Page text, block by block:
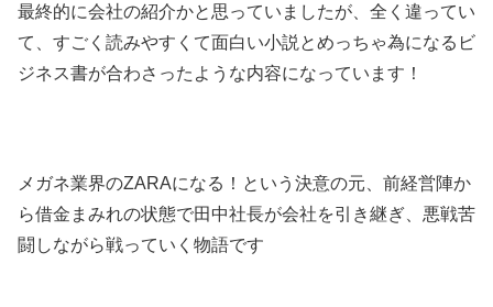
最終的に会社の紹介かと思っていましたが、全く違ってい
て、すごく読みやすくて面白い小説とめっちゃ為になるビ
ジネス書が合わさったような内容になっています！
メガネ業界のZARAになる！という決意の元、前経営陣か
ら借金まみれの状態で田中社長が会社を引き継ぎ、悪戦苦
闘しながら戦っていく物語です